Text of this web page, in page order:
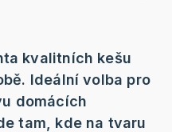
kvalitních kešu
Ideální volba pro
domácích
tam, kde na tvaru